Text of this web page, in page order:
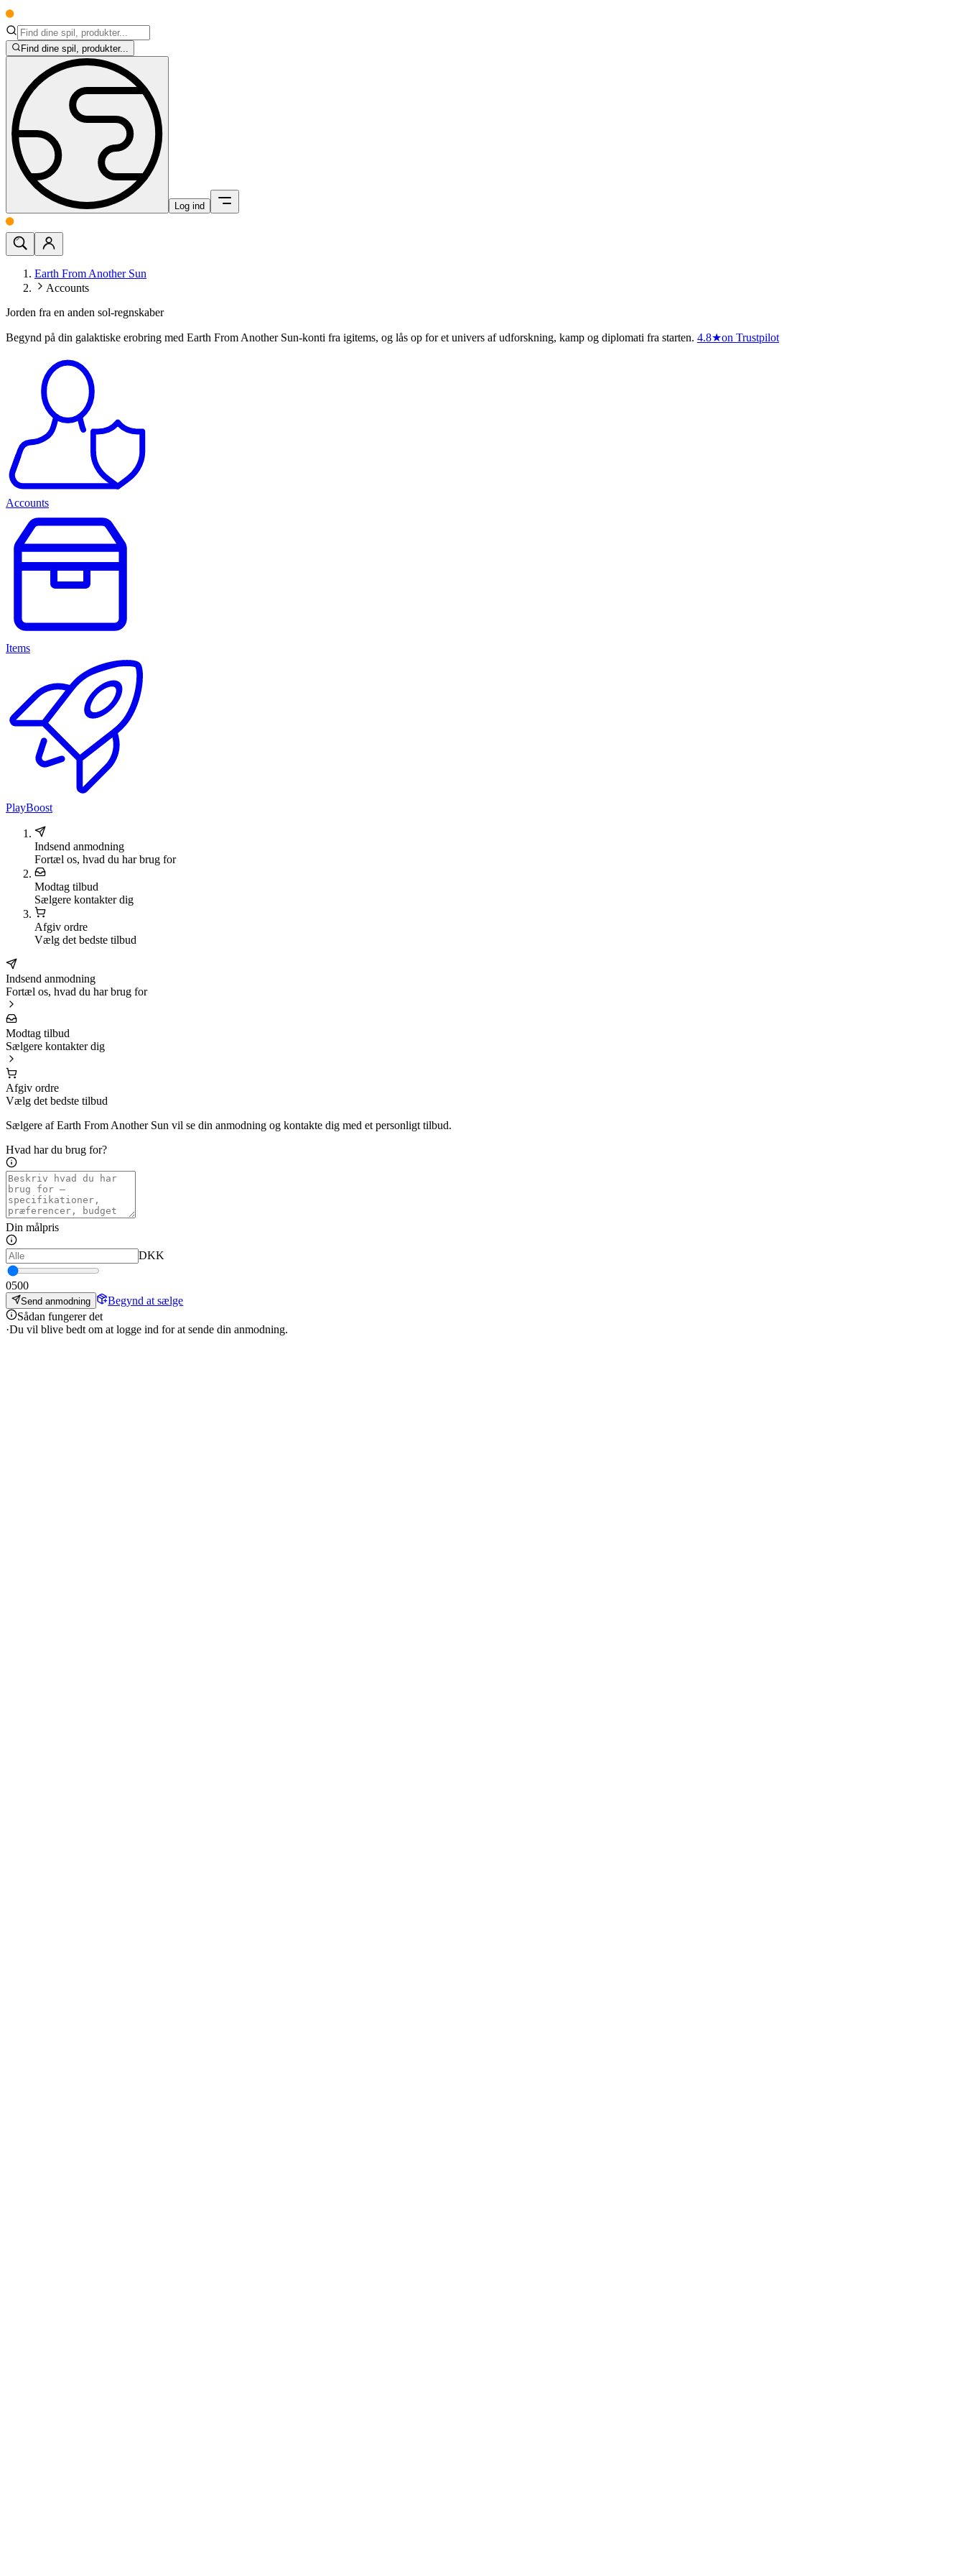
Find dine spil, produkter...
Log ind
Earth From Another Sun
Accounts
Jorden fra en anden sol-regnskaber
Begynd på din galaktiske erobring med Earth From Another Sun-konti fra igitems, og lås op for et univers af udforskning, kamp og diplomati fra starten. 4.8★on Trustpilot
Accounts
Items
PlayBoost
Indsend anmodning
Fortæl os, hvad du har brug for
Modtag tilbud
Sælgere kontakter dig
Afgiv ordre
Vælg det bedste tilbud
Indsend anmodning
Fortæl os, hvad du har brug for
Modtag tilbud
Sælgere kontakter dig
Afgiv ordre
Vælg det bedste tilbud
Sælgere af Earth From Another Sun vil se din anmodning og kontakte dig med et personligt tilbud.
Hvad har du brug for?
Din målpris
DKK
0500
Send anmodning
Begynd at sælge
Sådan fungerer det
·Du vil blive bedt om at logge ind for at sende din anmodning.